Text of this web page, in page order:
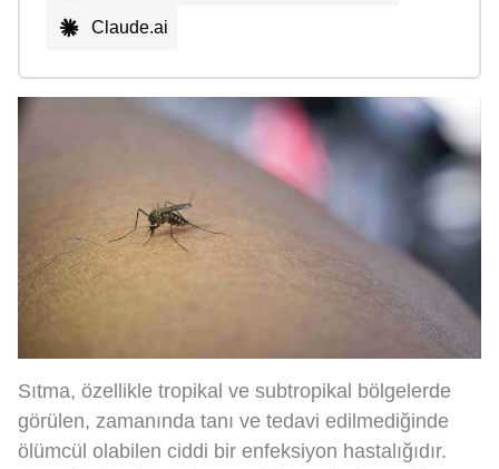
Claude.ai
Sıtma, özellikle tropikal ve subtropikal bölgelerde
görülen, zamanında tanı ve tedavi edilmediğinde
ölümcül olabilen ciddi bir enfeksiyon hastalığıdır.